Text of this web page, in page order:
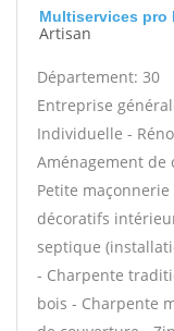
Multiservices pro
Artisan
Département: 30
Entreprise
Individuelle -
Aménagement de
Petite
décoratifs
septique
- Charpente
bois - Charpente